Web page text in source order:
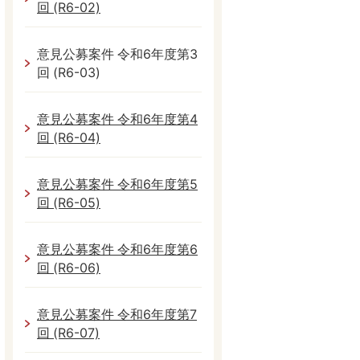
回 (R6-02)
意見公募案件 令和6年度第3
回 (R6-03)
意見公募案件 令和6年度第4
回 (R6-04)
意見公募案件 令和6年度第5
回 (R6-05)
意見公募案件 令和6年度第6
回 (R6-06)
意見公募案件 令和6年度第7
回 (R6-07)